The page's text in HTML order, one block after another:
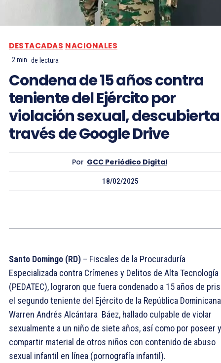
DESTACADAS NACIONALES
2min. de lectura
Condena de 15 años contra
teniente del Ejército por
violación sexual,
través de Google Drive
Por GCC Periódico Digital
18/02/2025
Santo Domingo (RD) – Fiscales de la Procuraduría
Especializada contra Crímenes y Delitos de Alta Tecnología
(PEDATEC), lograron que fuera condenado a 15 años de
el segundo teniente del Ejército de la República
Warren Andrés Alcántara Báez, hallado culpable de violar
sexualmente a un niño de siete años, así como por poseer y
compartir material de otros niños con contenido de abuso
sexual infantil en línea (pornografía infantil).